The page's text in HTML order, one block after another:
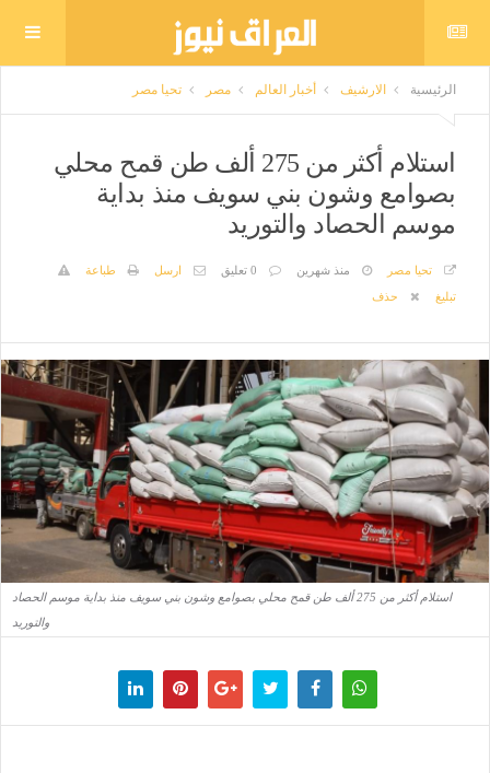
الرئيسية الارشيف أخبار العالم مصر تحيا مصر
استلام أكثر من 275 ألف طن قمح محلي
بصوامع وشون بني سويف منذ بداية
موسم الحصاد والتوريد
تحيا مصر منذ شهرين 0 تعليق ارسل
طباعة
تبليغ
حذف
استلام أكثر من 275 ألف طن قمح محلي بصوامع وشون بني سويف منذ بداية موسم الحصاد
والتوريد